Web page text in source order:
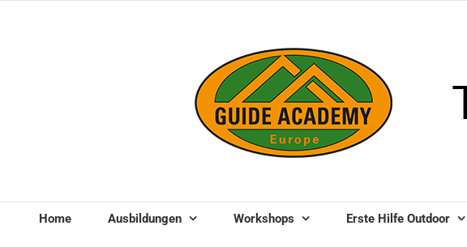
Home Ausbildungen Workshops Erste Hilfe Outdoor